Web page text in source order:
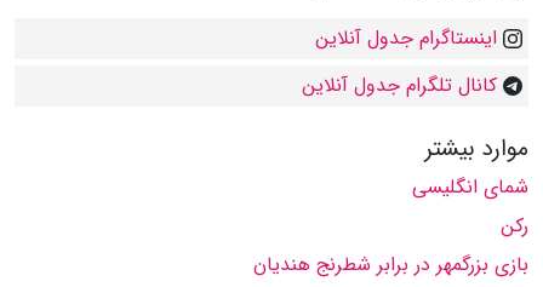
اینستاگرام جدول آنلاین
کانال تلگرام جدول آنلاین
موارد بیشتر
شمای انگلیسی
ركن
بازی بزرگمهر در برابر شطرنج هندیان